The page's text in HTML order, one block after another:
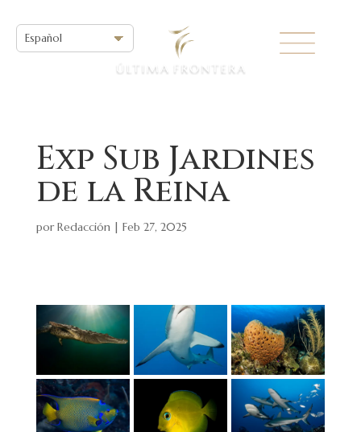
Exp Sub Jardines
de la Reina
porRedacción| Feb 27, 2025